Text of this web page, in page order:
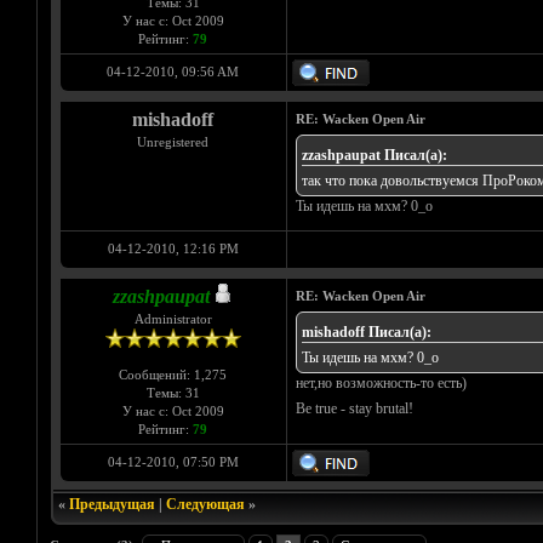
У нас с: Oct 2009
Рейтинг: 79
04-12-2010, 09:56 AM
mishadoff
Unregistered
RE: Wacken Open Air
zzashpaupat Писал(а):
так что пока довольствуемся
Ты идешь на мхм? 0_о
04-12-2010, 12:16 PM
zzashpaupat
Administrator
Сообщений: 1,275
Темы: 31
У нас с: Oct 2009
Рейтинг: 79
RE: Wacken Open Air
mishadoff Писал(а):
Ты идешь на мхм? 0_о
нет,но возможность-то есть)
Be true - stay brutal!
04-12-2010, 07:50 PM
« Предыдущая| Следующая»